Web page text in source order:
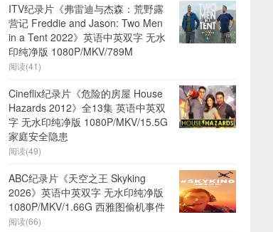
ITV纪录片《弗雷迪与杰森：荒野露
营记 Freddie and Jason: Two Men
in a Tent 2022》英语中英双字 无水
印纯净版 1080P/MKV/789M
阅读(41)
Cineflix纪录片《危险的房屋 House
Hazards 2012》全13集 英语中英双
字 无水印纯净版 1080P/MKV/15.5G
家庭安全隐患
阅读(49)
ABC纪录片《天空之王 Skyking
2026》英语中英双字 无水印纯净版
1080P/MKV/1.66G 西雅图偷机事件
阅读(66)